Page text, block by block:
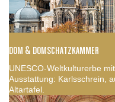
DOM & DOMSCHATZKAMMER
UNESCO-Weltkulturerbe
Ausstattung: Karlsschrein,
Altartafel.